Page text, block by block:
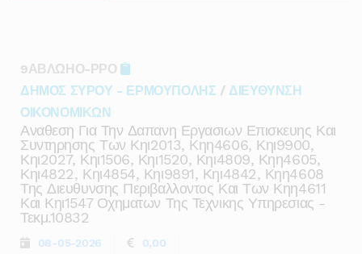
9ΑΒΛΩΗΟ-ΡΡΟ
ΔΗΜΟΣ ΣΥΡΟΥ - ΕΡΜΟΥΠΟΛΗΣ / ΔΙΕΥΘΥΝΣΗ
ΟΙΚΟΝΟΜΙΚΩΝ
Αναθεση Για Την Δαπανη Εργασιων Επισκευης Και
Συντηρησης Των Κηι2013, Κηη4606, Κηι9900,
Κηι2027, Κηι1506, Κηι1520, Κηι4809, Κηη4605,
Κηι4822, Κηι4854, Κηι9891, Κηι4842, Κηη4608
Της Διευθυνσης Περιβαλλοντος Και Των Κηη4611
Και Κηι1547 Οχηματων Της Τεχνικης Υπηρεσιας -
Τεκμ.10832
08-05-2026
0,00